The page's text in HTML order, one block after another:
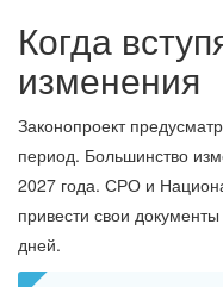
Когда
изменения
Законопроект
период. Большинство
2027 года. СРО и
привести свои
дней.